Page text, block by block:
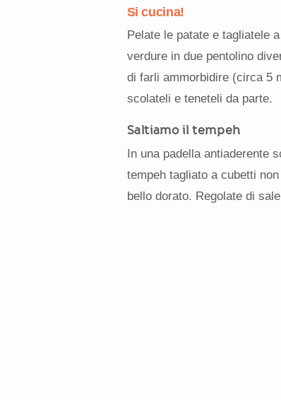
Si cucina!
Pelate le patate e tagliatele
verdure in due pentolino
di farli ammorbidire (circa 5
scolateli e teneteli da parte.
Saltiamo il tempeh
In una padella antiaderente
tempeh tagliato a cubetti
bello dorato. Regolate di